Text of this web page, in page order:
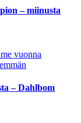
– miinusta
vuonna
– Dahlbom